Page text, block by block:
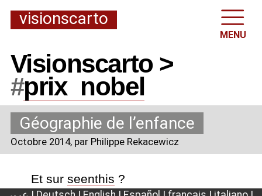
visionscarto
MENU
Visionscarto >
#prix_ nobel
Géographie de l’enfance
Octobre 2014, par Philippe Rekacewicz
Et sur seenthis ?